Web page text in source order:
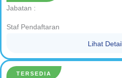
Jabatan :
Staf Pendaftaran
Lihat Detail
TERSEDIA